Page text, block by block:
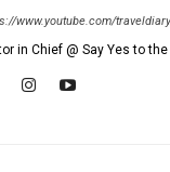
www.youtube.com/
in Chief @ Say Yes to